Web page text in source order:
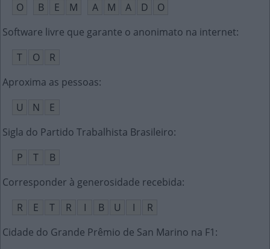
O
B E M A M A D
O
Software livre que garante o anonimato na internet:
T
O
R
Aproxima as pessoas:
U
N
E
Sigla do Partido Trabalhista Brasileiro:
P
T
B
Corresponder à generosidade recebida:
R
E T R I B U I
R
Cidade do Grande Prêmio de San Marino na F1: